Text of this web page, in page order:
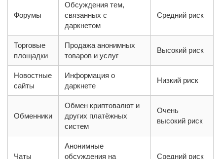
Форумы
Обсуждения тем,
связанных с
даркнетом
Средний риск
Торговые
площадки
Продажа анонимных
товаров и услуг
Высокий риск
Новостные
сайты
Информация о
даркнете
Низкий риск
Обменники
Обмен криптовалют и
других платёжных
систем
Очень
высокий риск
Чаты
Анонимные
обсуждения на
Средний риск